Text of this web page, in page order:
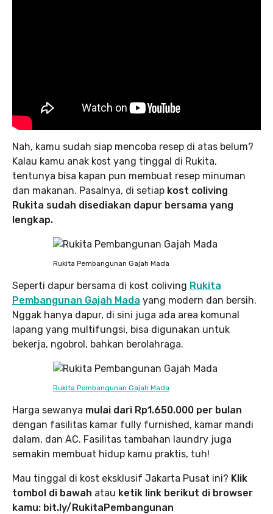
Nah, kamu sudah siap mencoba resep di atas belum?
Kalau kamu anak kost yang tinggal di Rukita,
tentunya bisa kapan pun membuat resep minuman
dan makanan. Pasalnya, di setiap kost coliving
Rukita sudah disediakan dapur bersama yang
lengkap.
Rukita Pembangunan Gajah Mada
Seperti dapur bersama di kost coliving Rukita
Pembangunan Gajah Mada yang modern dan bersih.
Nggak hanya dapur, di sini juga ada area komunal
lapang yang multifungsi, bisa digunakan untuk
bekerja, ngobrol, bahkan berolahraga.
Rukita Pembangunan Gajah Mada
Harga sewanya mulai dari Rp1.650.000 per bulan
dengan fasilitas kamar fully furnished, kamar mandi
dalam, dan AC. Fasilitas tambahan laundry juga
semakin membuat hidup kamu praktis, tuh!
Mau tinggal di kost eksklusif Jakarta Pusat ini? Klik
tombol di bawah atau ketik link berikut di browser
kamu: bit.ly/RukitaPembangunan